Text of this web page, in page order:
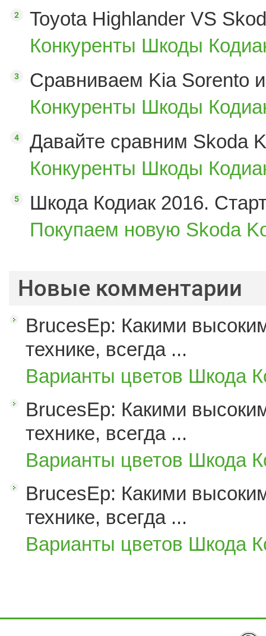
Toyota Highlander VS
Конкуренты Шкоды
Сравниваем Kia Sorento
Конкуренты Шкоды
Давайте сравним Skoda
Конкуренты Шкоды
Шкода Кодиак 2016.
Покупаем новую Skoda
Новые комментарии
BrucesEp: Какими
технике, всегда ...
Варианты цветов Шкода
BrucesEp: Какими
технике, всегда ...
Варианты цветов Шкода
BrucesEp: Какими
технике, всегда ...
Варианты цветов Шкода